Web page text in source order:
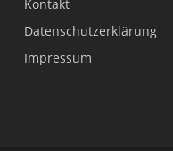
Kontakt
Datenschutzerklärung
Impressum